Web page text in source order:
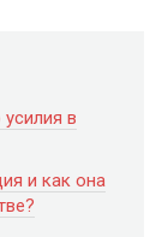
в
и как она